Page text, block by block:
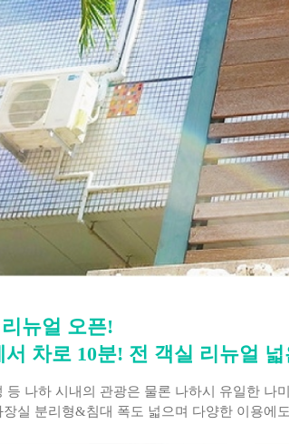
뉴얼 오픈!
서 차로 10분! 전 객실 리뉴얼
등 나하 시내의 관광은 물론 나하시 유일한 나
실 분리형&침대 폭도 넓으며 다양한 이용에